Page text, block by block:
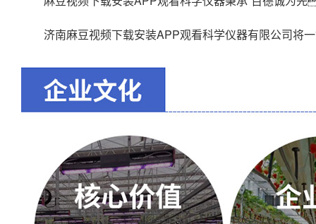
济南麻豆视频下载安装APP观看科学仪器有限公司